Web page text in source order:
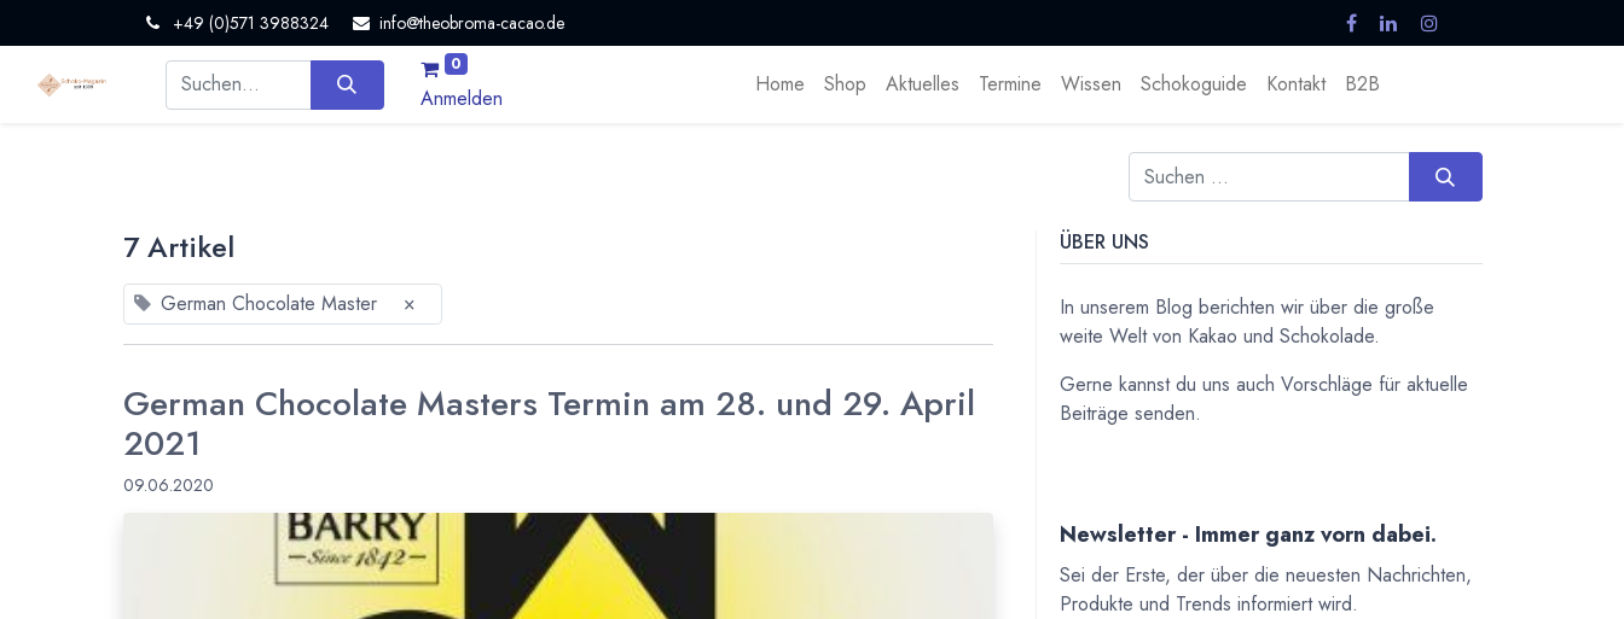
+49 (0)571 3988324 info@theobroma-cacao.de
0
Anmelden
Home Shop Aktuelles Termine Wissen Schokoguide Kontakt B2B
7 Artikel
German Chocolate Master ×
German Chocolate Masters Termin am 28. und 29. April
2021
09.06.2020
ÜBER UNS
In unserem Blog berichten wir über die große
weite Welt von Kakao und Schokolade.
Gerne kannst du uns auch Vorschläge für aktuelle
Beiträge senden.
Newsletter - Immer ganz vorn dabei.
Sei der Erste, der über die neuesten Nachrichten,
Produkte und Trends informiert wird.